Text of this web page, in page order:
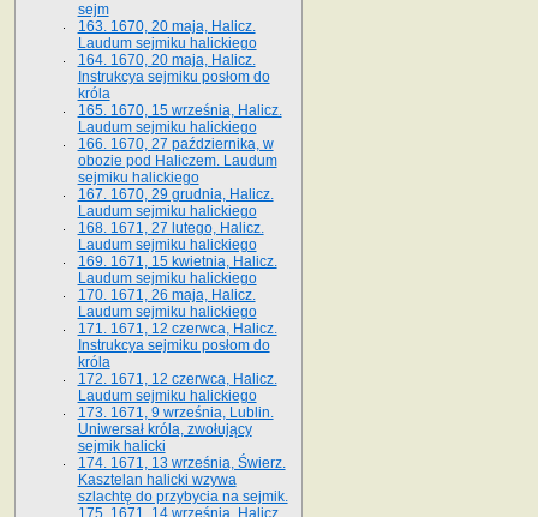
sejm
163. 1670, 20 maja, Halicz.
Laudum sejmiku halickiego
164. 1670, 20 maja, Halicz.
Instrukcya sejmiku posłom do
króla
165. 1670, 15 września, Halicz.
Laudum sejmiku halickiego
166. 1670, 27 października, w
obozie pod Haliczem. Laudum
sejmiku halickiego
167. 1670, 29 grudnia, Halicz.
Laudum sejmiku halickiego
168. 1671, 27 lutego, Halicz.
Laudum sejmiku halickiego
169. 1671, 15 kwietnia, Halicz.
Laudum sejmiku halickiego
170. 1671, 26 maja, Halicz.
Laudum sejmiku halickiego
171. 1671, 12 czerwca, Halicz.
Instrukcya sejmiku posłom do
króla
172. 1671, 12 czerwca, Halicz.
Laudum sejmiku halickiego
173. 1671, 9 września, Lublin.
Uniwersał króla, zwołujący
sejmik halicki
174. 1671, 13 września, Świerz.
Kasztelan halicki wzywa
szlachtę do przybycia na sejmik.
175. 1671, 14 września, Halicz.